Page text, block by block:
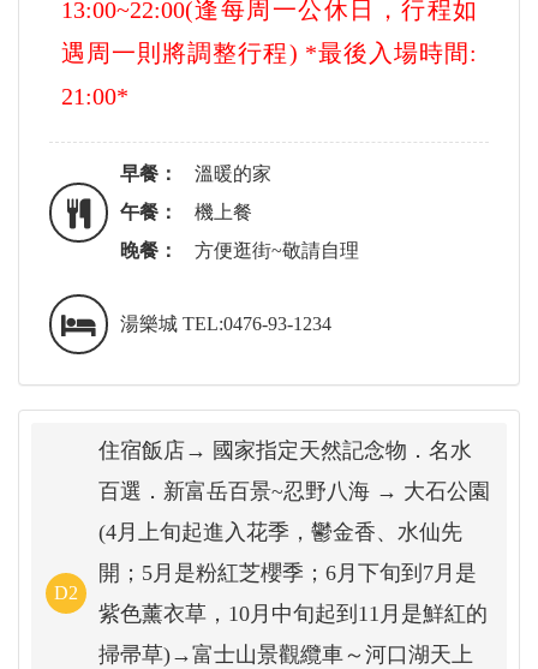
13:00~22:00(逢每周一公休日，行程如
遇周一則將調整行程) *最後入場時間:
21:00*
早餐：
溫暖的家
午餐：
機上餐
晚餐：
方便逛街~敬請自理
湯樂城 TEL:0476-93-1234
D2
住宿飯店→ 國家指定天然記念物．名水
百選．新富岳百景~忍野八海 → 大石公園
(4月上旬起進入花季，鬱金香、水仙先
開；5月是粉紅芝櫻季；6月下旬到7月是
紫色薰衣草，10月中旬起到11月是鮮紅的
掃帚草)→富士山景觀纜車～河口湖天上